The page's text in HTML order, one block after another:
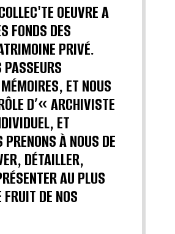
OEUVRE A
FONDS DES
PRIVÉ.
ET NOUS
D’« ARCHIVISTE
ET
À NOUS DE
DÉTAILLER,
AU PLUS
DE NOS